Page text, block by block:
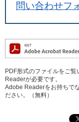
問い合わせフ
PDF形式のファイルをご
Readerが必要です。
Adobe Readerをお持ちで
ださい。（無料）